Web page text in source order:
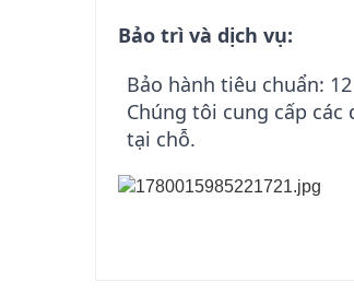
Bảo trì và dịch vụ:
Bảo hành tiêu chuẩn:
Chúng tôi cung cấp
tại chỗ.